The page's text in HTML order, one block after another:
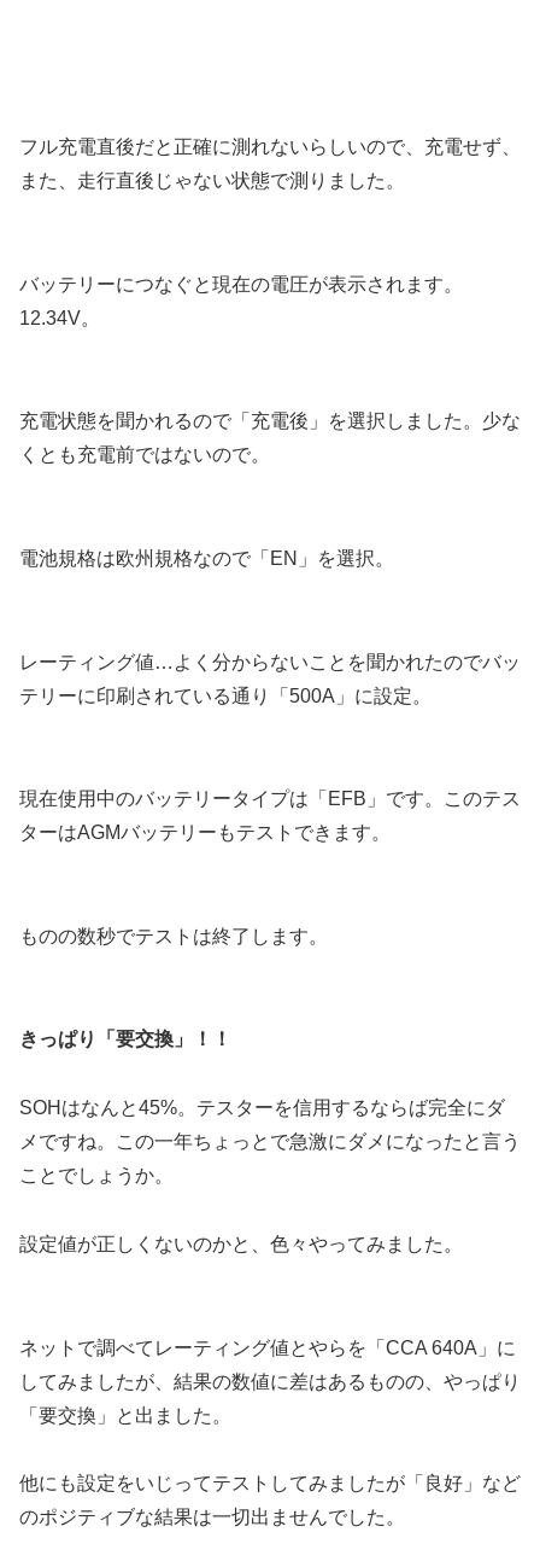
フル充電直後だと正確に測れないらしいので、充電せず、
また、走行直後じゃない状態で測りました。
バッテリーにつなぐと現在の電圧が表示されます。
12.34V。
充電状態を聞かれるので「充電後」を選択しました。少な
くとも充電前ではないので。
電池規格は欧州規格なので「EN」を選択。
レーティング値…よく分からないことを聞かれたのでバッ
テリーに印刷されている通り「500A」に設定。
現在使用中のバッテリータイプは「EFB」です。このテス
ターはAGMバッテリーもテストできます。
ものの数秒でテストは終了します。
きっぱり「要交換」！！
SOHはなんと45%。テスターを信用するならば完全にダ
メですね。この一年ちょっとで急激にダメになったと言う
ことでしょうか。
設定値が正しくないのかと、色々やってみました。
ネットで調べてレーティング値とやらを「CCA 640A」に
してみましたが、結果の数値に差はあるものの、やっぱり
「要交換」と出ました。
他にも設定をいじってテストしてみましたが「良好」など
のポジティブな結果は一切出ませんでした。